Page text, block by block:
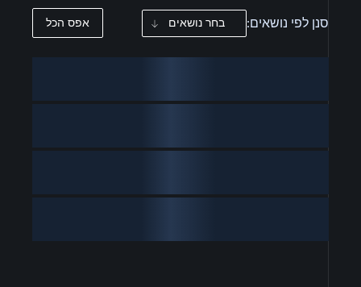
סנן לפי נושאים: בחר נושאים אפס הכל